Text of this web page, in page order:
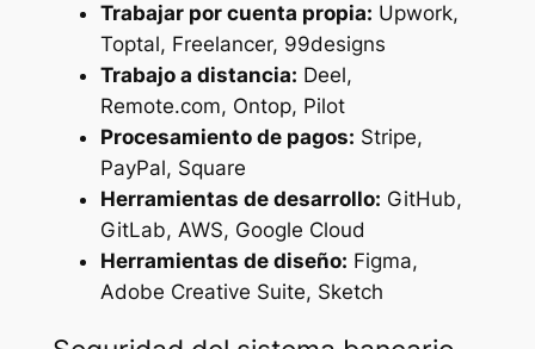
Trabajar por cuenta propia: Upwork,
Toptal, Freelancer, 99designs
Trabajo a distancia: Deel,
Remote.com, Ontop, Pilot
Procesamiento de pagos: Stripe,
PayPal, Square
Herramientas de desarrollo: GitHub,
GitLab, AWS, Google Cloud
Herramientas de diseño: Figma,
Adobe Creative Suite, Sketch